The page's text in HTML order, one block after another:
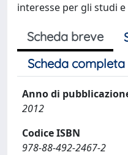
interesse per gli studi
Scheda breve
Scheda completa
Anno di
2012
Codice ISBN
978-88-492-2467-2